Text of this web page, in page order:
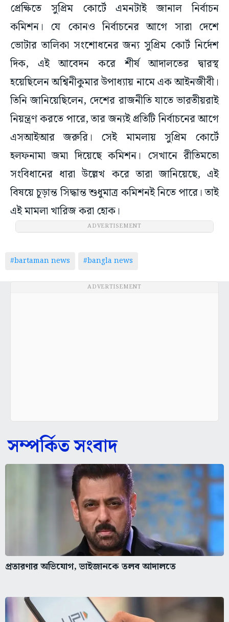
প্রেক্ষিতে সুপ্রিম কোর্টে এমনটাই জানাল নির্বাচন
কমিশন। যে কোনও নির্বাচনের আগে সারা দেশে
ভোটার তালিকা সংশোধনের জন্য সুপ্রিম কোর্ট নির্দেশ
দিক, এই আবেদন করে শীর্ষ আদালতের দ্বারস্থ
হয়েছিলেন অশ্বিনীকুমার উপাধ্যায় নামে এক আইনজীবী।
তিনি জানিয়েছিলেন, দেশের রাজনীতি যাতে ভারতীয়রাই
নিয়ন্ত্রণ করতে পারে, তার জন্যই প্রতিটি নির্বাচনের আগে
এসআইআর জরুরি। সেই মামলায় সুপ্রিম কোর্টে
হলফনামা জমা দিয়েছে কমিশন। সেখানে রীতিমতো
সংবিধানের ধারা উল্লেখ করে তারা জানিয়েছে, এই
বিষয়ে চূড়ান্ত সিদ্ধান্ত শুধুমাত্র কমিশনই নিতে পারে। তাই
এই মামলা খারিজ করা হোক।
ADVERTISEMENT
#bartaman news #bangla news
ADVERTISEMENT
সম্পর্কিত সংবাদ
প্রতারণার অভিযোগ, ভাইজানকে তলব আদালতে